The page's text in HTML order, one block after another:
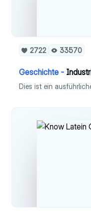
2722 33570
Geschichte -